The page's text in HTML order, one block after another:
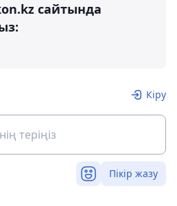
сайтында
Кіру
Пікір жазу